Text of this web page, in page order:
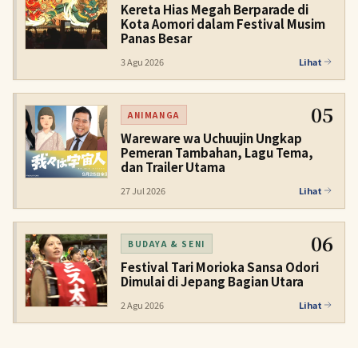
Kereta Hias Megah Berparade di
Kota Aomori dalam Festival Musim
Panas Besar
3 Agu 2026 Lihat
ANIMANGA 05
Wareware wa Uchuujin Ungkap
Pemeran Tambahan, Lagu Tema,
dan Trailer Utama
27 Jul 2026 Lihat
BUDAYA & SENI 06
Festival Tari Morioka Sansa Odori
Dimulai di Jepang Bagian Utara
2 Agu 2026 Lihat